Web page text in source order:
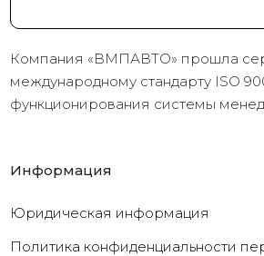
Компания «ВМПАВТО» прошла
международному стандарту ISO
функционирования системы
Информация
Юридическая информация
Политика конфиденциальности